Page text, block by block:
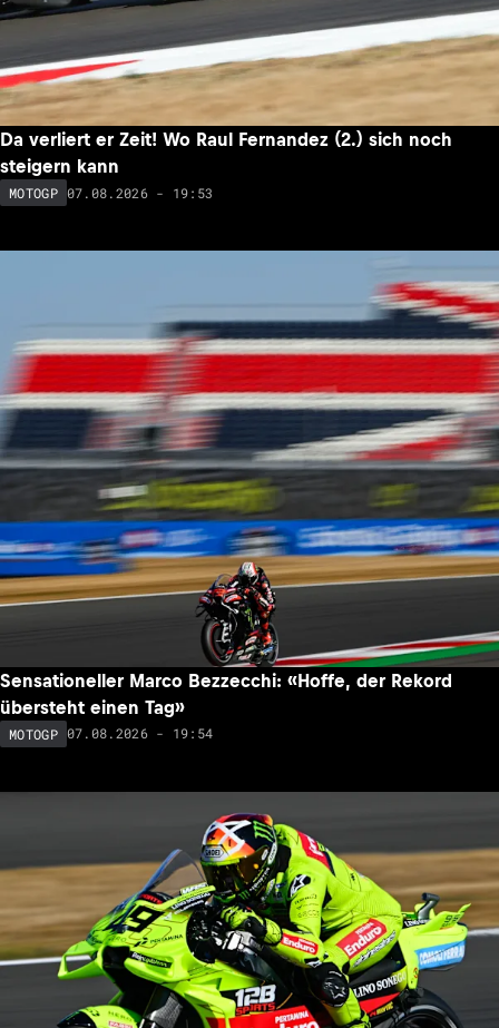
Da verliert er Zeit! Wo Raul Fernandez (2.) sich noch
steigern kann
MOTOGP 07.08.2026 - 19:53
Sensationeller Marco Bezzecchi: «Hoffe, der Rekord
übersteht einen Tag»
MOTOGP 07.08.2026 - 19:54